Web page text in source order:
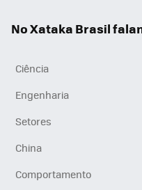
No Xataka Brasil
Ciência
Engenharia
Setores
China
Comportamento